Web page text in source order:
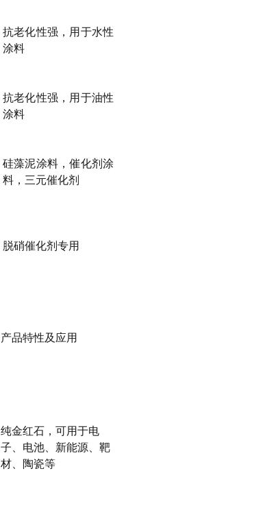
抗老化性强，用于水性
涂料
抗老化性强，用于油性
涂料
硅藻泥涂料，催化剂涂
料，三元催化剂
脱硝催化剂专用
产品特性及应用
纯金红石，可用于电
子、电池、新能源、靶
材、陶瓷等